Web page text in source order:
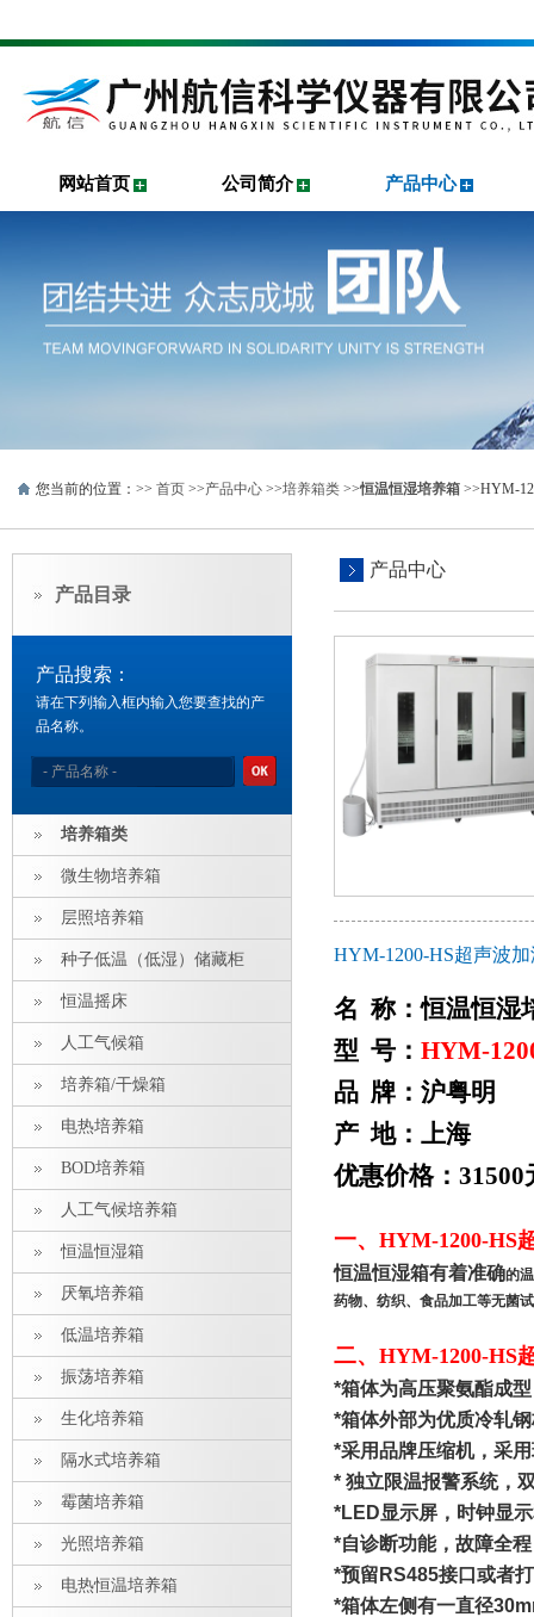
网站首页 公司简介 产品中心
您当前的位置：>> 首页 >>产品中心 >>培养箱类 >>恒温恒湿培养箱 >>HYM-
产品目录
产品搜索：
请在下列输入框内输入您要查找的产
品名称。
培养箱类
微生物培养箱
层照培养箱
种子低温（低湿）储藏柜
恒温摇床
人工气候箱
培养箱/干燥箱
电热培养箱
BOD培养箱
人工气候培养箱
恒温恒湿箱
厌氧培养箱
低温培养箱
振荡培养箱
生化培养箱
隔水式培养箱
霉菌培养箱
光照培养箱
电热恒温培养箱
产品中心
HYM-1200-HS超声波
名 称：恒温恒湿
型 号： HYM-
品 牌：沪粤明
产 地：上海
优惠价格：31500
一、 HYM-1200-HS
恒温恒湿箱有着准确的
药物、纺织、食品加工等无菌
二、 HYM-1200-HS
*箱体为高压聚氨酯成
*箱体外部为优质冷轧
*采用品牌压缩机，采
* 独立限温报警系统，
*LED显示屏，时钟显
*自诊断功能，故障全
*预留 RS485接口或者
*箱体左侧有一直径